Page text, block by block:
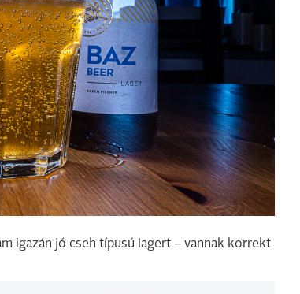
igazán jó cseh típusú lagert – vannak korrekt